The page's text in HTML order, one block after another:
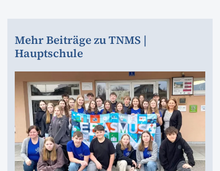
Mehr Beiträge zu TNMS |
Hauptschule